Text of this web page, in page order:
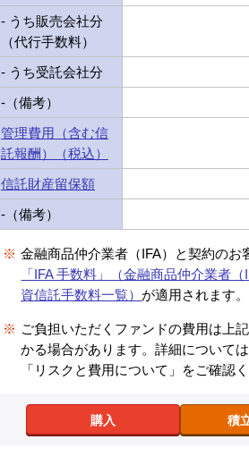
- うち販売会社分
（代行手数料）
- うち受託会社分
-（備考）
管理費用（含む信
託報酬）（税込）
信託財産留保額
-（備考）
※ 金融商品仲介業者（IFA）と契約のお
「IFA 手数料」（金融商品仲介業者
資信託手数料一覧） が適用されます。
※ ご負担いただくファンドの費用は上
かる場合があります。詳細について
「リスクと費用について」をご確認
購入 積